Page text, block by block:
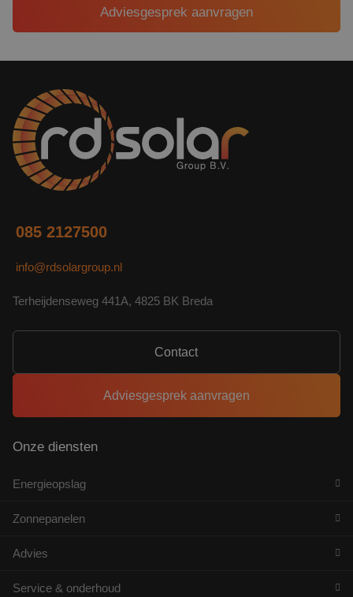
Adviesgesprek aanvragen
085 2127500
info@rdsolargroup.nl
Terheijdenseweg 441A, 4825 BK Breda
Contact
Adviesgesprek aanvragen
Onze diensten
Energieopslag
Zonnepanelen
Advies
Service & onderhoud